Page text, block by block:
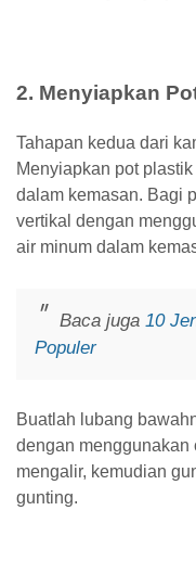
2. Menyiapkan
Tahapan kedua dari
Menyiapkan pot
dalam kemasan. Bagi
vertikal dengan
air minum dalam
Baca juga 10
Populer
Buatlah lubang
dengan menggunakan
mengalir, kemudian
gunting.